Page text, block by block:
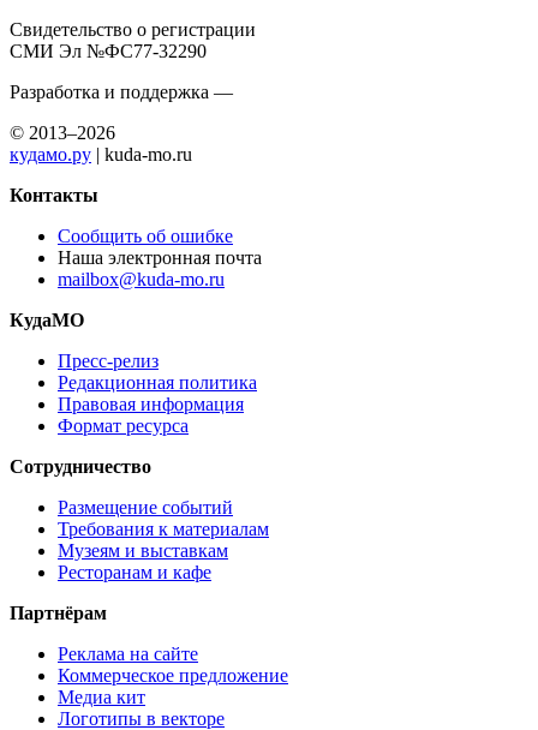
Свидетельство о регистрации
СМИ Эл №ФС77-32290
Разработка и поддержка —
© 2013–2026
кудамо.ру | kuda-mo.ru
Контакты
Сообщить об ошибке
Наша электронная почта
mailbox@kuda-mo.ru
КудаМО
Пресс-релиз
Редакционная политика
Правовая информация
Формат ресурса
Сотрудничество
Размещение событий
Требования к материалам
Музеям и выставкам
Ресторанам и кафе
Партнёрам
Реклама на сайте
Коммерческое предложение
Медиа кит
Логотипы в векторе